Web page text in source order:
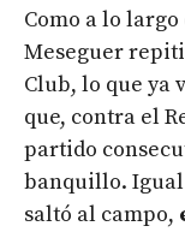
Como a lo
Meseguer
Club, lo que ya
que, contra el
partido
banquillo. Igual
saltó al campo,